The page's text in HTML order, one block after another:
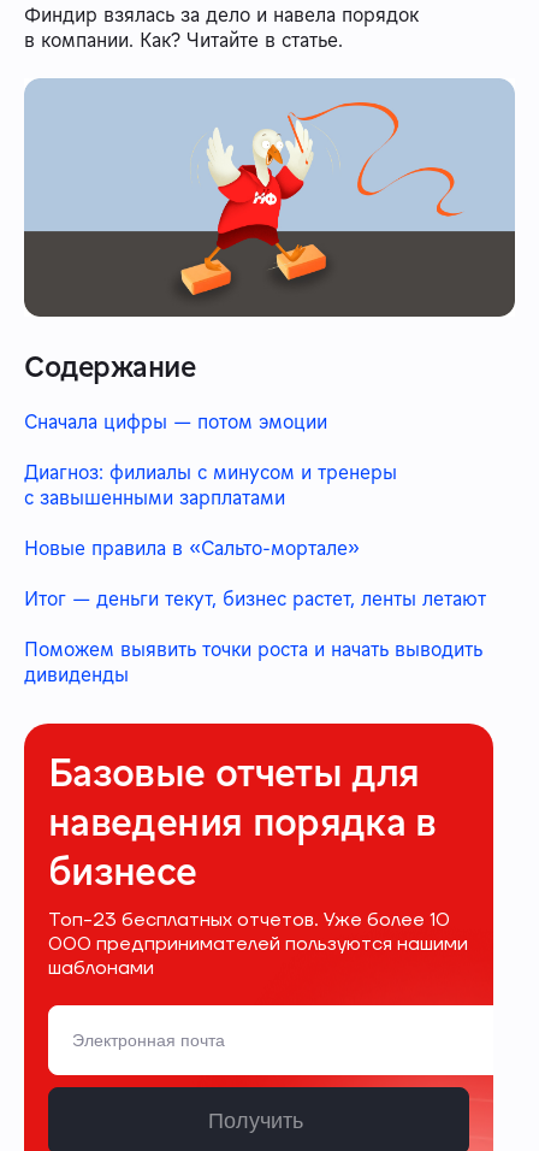
Финдир взялась за дело и навела порядок
в компании. Как? Читайте в статье.
Содержание
Сначала цифры — потом эмоции
Диагноз: филиалы с минусом и тренеры
с завышенными зарплатами
Новые правила в «Сальто-мортале»
Итог — деньги текут, бизнес растет, ленты летают
Поможем выявить точки роста и начать выводить
дивиденды
Базовые отчеты для
наведения порядка в
бизнесе
Топ-23 бесплатных отчетов. Уже более 10
000 предпринимателей пользуются нашими
шаблонами
Получить